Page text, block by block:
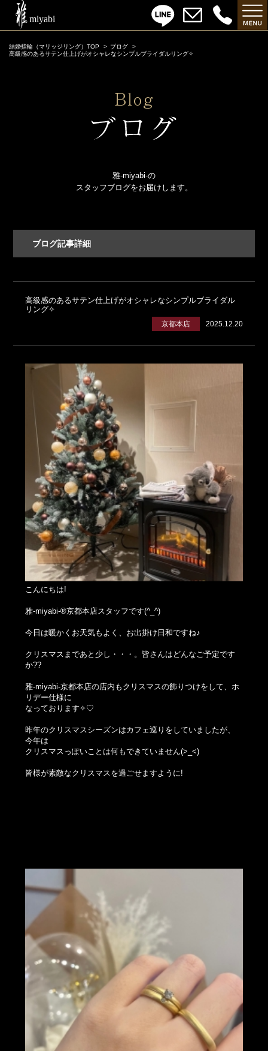
結婚指輪（マリッジリング）TOP
ブログ
高級感のあるサテン仕上げがオシャレなシンプルブライダルリング✧
雅-miyabi-の
スタッフブログをお届けします。
ブログ記事詳細
高級感のあるサテン仕上げがオシャレなシンプルブライダル
リング✧
2025.12.20
京都本店
こんにちは!
雅-miyabi-®京都本店スタッフです(^_^)
今日は暖かくお天気もよく、お出掛け日和ですね♪
クリスマスまであと少し・・・。皆さんはどんなご予定です
か??
雅-miyabi-京都本店の店内もクリスマスの飾りつけをして、ホ
リデー仕様に
なっております✧♡
昨年のクリスマスシーズンはカフェ巡りをしていましたが、
今年は
クリスマスっぽいことは何もできていません(>_<)
皆様が素敵なクリスマスを過ごせますように!